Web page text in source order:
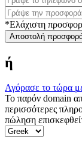
*Ελάχιστη
Αποστολή
ή
Αγόρασε το τώρα
Το παρόν domain
περισσότερες
πώληση